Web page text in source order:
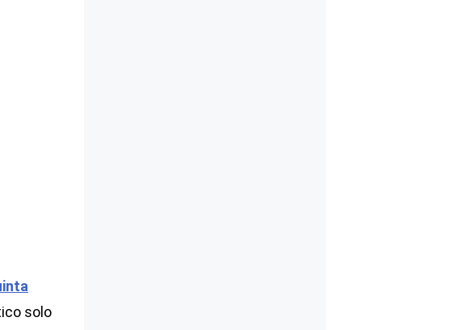
solo